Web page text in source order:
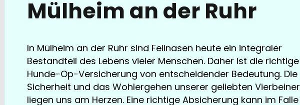
Über uns
Mülheim an der Ruhr
In Mülheim an der Ruhr sind Fellnasen heute ein integraler
Bestandteil des Lebens vieler Menschen. Daher ist die richtige
Hunde-Op-Versicherung von entscheidender Bedeutung. Die
Sicherheit und das Wohlergehen unserer geliebten Vierbeiner
liegen uns am Herzen. Eine richtige Absicherung kann im Falle